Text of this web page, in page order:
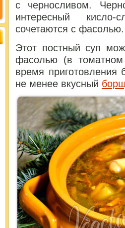
с черносливом.
интересный
сочетаются с фасолью.
Этот постный суп
фасолью (в томатном
время
не менее вкусный